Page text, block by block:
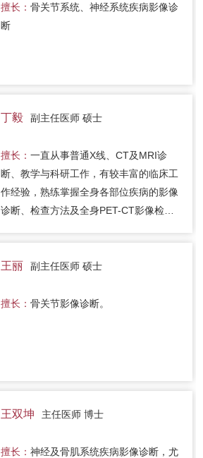
擅长： 骨关节系统、神经系统疾病影像诊
断
丁毅 副主任医师 硕士
擅长： 一直从事普通X线、CT及MRI诊
断、教学与科研工作，有较丰富的临床工
作经验，熟练掌握全身各部位疾病的影像
诊断、检查方法及全身PET-CT影像检查
王丽 副主任医师 硕士
擅长： 骨关节影像诊断。
王双坤 主任医师 博士
擅长： 神经及骨肌系统疾病影像诊断，尤